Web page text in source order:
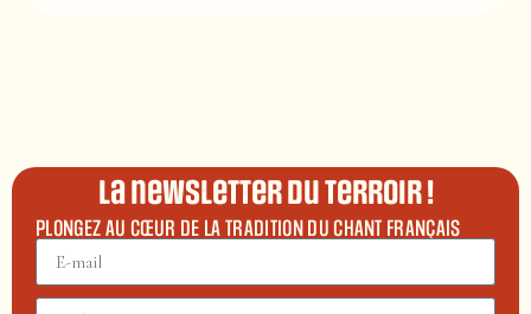
La newsletter du terroir !
PLONGEZ AU CŒUR DE LA TRADITION DU CHANT FRANÇAIS